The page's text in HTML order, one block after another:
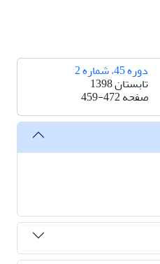
دوره 45، شماره 2
تابستان 1398
صفحه459-472